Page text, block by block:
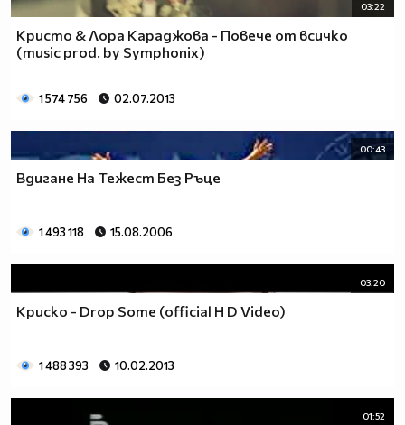
03:22
Кристо & Лора Караджова - Повече от всичко
(music prod. by Symphonix)
1 574 756 02.07.2013
00:43
Вдигане На Тежест Без Ръце
1 493 118 15.08.2006
03:20
Криско - Drop Some (official H D Video)
1 488 393 10.02.2013
01:52